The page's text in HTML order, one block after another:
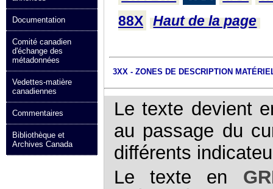
Documentation
Comité canadien
d'échange des
métadonnées
Vedettes-matière
canadiennes
Commentaires
Bibliothèque et
Archives Canada
88X
Haut de la page
3XX - ZONES DE DESCRIPTION
Le texte devient
au passage du
différents
Le texte en